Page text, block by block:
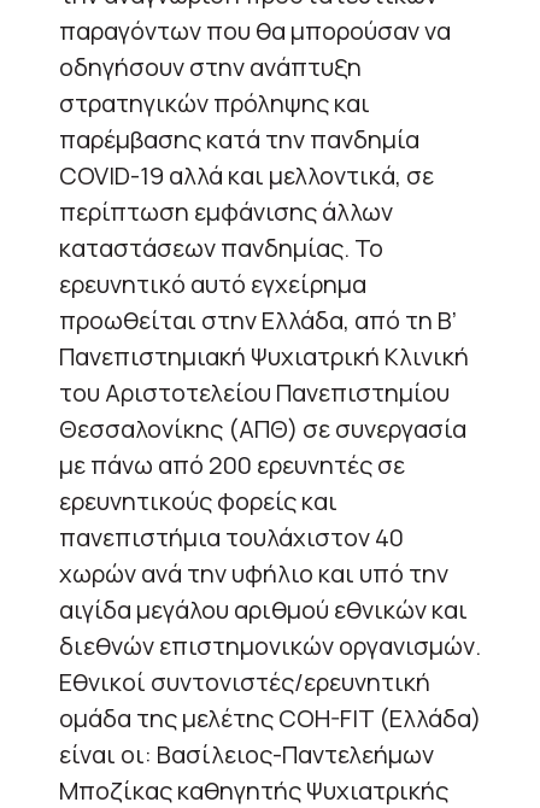
παραγόντων που θα μπορούσαν να
οδηγήσουν στην ανάπτυξη
στρατηγικών πρόληψης και
παρέμβασης κατά την πανδημία
COVID-19 αλλά και μελλοντικά, σε
περίπτωση εμφάνισης άλλων
καταστάσεων πανδημίας. Το
ερευνητικό αυτό εγχείρημα
προωθείται στην Ελλάδα, από τη Β’
Πανεπιστημιακή Ψυχιατρική Κλινική
του Αριστοτελείου Πανεπιστημίου
Θεσσαλονίκης (ΑΠΘ) σε συνεργασία
με πάνω από 200 ερευνητές σε
ερευνητικούς φορείς και
πανεπιστήμια τουλάχιστον 40
χωρών ανά την υφήλιο και υπό την
αιγίδα μεγάλου αριθμού εθνικών και
διεθνών επιστημονικών οργανισμών.
Εθνικοί συντονιστές/ερευνητική
ομάδα της μελέτης COH-FIT (Ελλάδα)
είναι οι: Βασίλειος-Παντελεήμων
Μποζίκας καθηγητής Ψυχιατρικής